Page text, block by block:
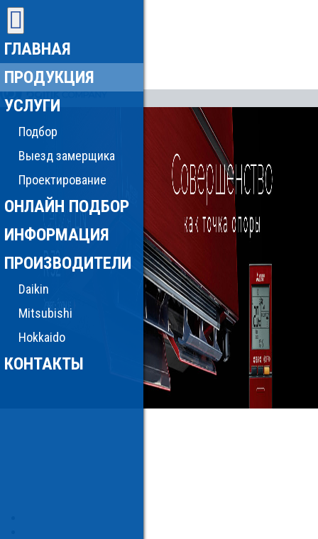
ГЛАВНАЯ
ПРОДУКЦИЯ
УСЛУГИ
Подбор
Выезд замерщика
Проектирование
ОНЛАЙН ПОДБОР
ИНФОРМАЦИЯ
ПРОИЗВОДИТЕЛИ
Daikin
Mitsubishi
Hokkaido
КОНТАКТЫ